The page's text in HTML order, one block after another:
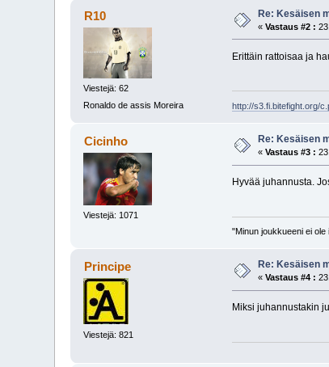
R10
Viestejä: 62
Ronaldo de assis Moreira
Re: Kesäisen
«Vastaus #2 :
Erittäin rattoisaa ja
http://s3.fi.bitefight.org/
Cicinho
Viestejä: 1071
Re: Kesäisen
«Vastaus #3 :
Hyvää juhannusta.
"Minun joukkueeni ei
Principe
Viestejä: 821
Re: Kesäisen
«Vastaus #4 :
Miksi juhannustakin